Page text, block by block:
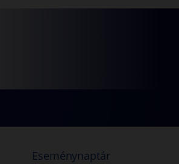
Eseménynaptár